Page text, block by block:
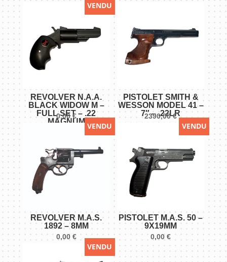
VENDU
REVOLVER N.A.A.
BLACK WIDOW M –
FULL SET – .22
MAGNUM
0,00 €
PISTOLET SMITH &
WESSON MODEL 41 –
7″ – .22LR
2390,00€
VENDU
REVOLVER M.A.S.
1892 – 8MM
0,00 €
VENDU
PISTOLET M.A.S. 50 –
9X19MM
0,00€
VENDU